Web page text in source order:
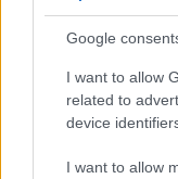
Google
I want to allow
related to
device
I want to allow
Ránk zúdultak az
nem is
továbbra sem
közepébe
világunk egyre
még mindig
amely kiváló…